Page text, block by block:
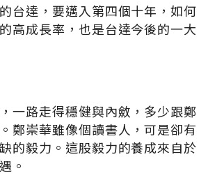
台達，要邁入第四個十年，如何
高成長率，也是台達今後的一大
一路走得穩健與內斂，多少跟鄭
鄭崇華雖像個讀書人，可是卻有
的毅力。這股毅力的養成來自於
。